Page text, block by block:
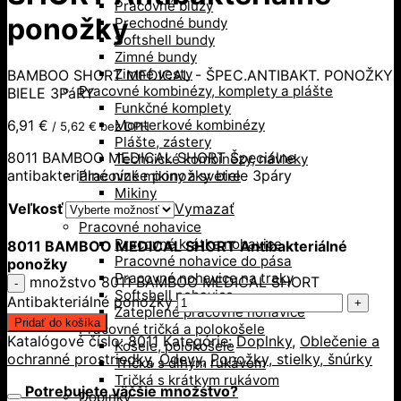
Pracovné blúzy
Prechodné bundy
Softshell bundy
Zimné bundy
Zimné vesty
Pracovné kombinézy, komplety a plášte
Funkčné komplety
Monterkové kombinézy
Plášte, zástery
Technické kombinézy, návleky
Pracovné mikiny a svetre
Mikiny
Svetre
Pracovné nohavice
Pracovné krátke nohavice
Pracovné nohavice do pása
Pracovné nohavice na traky
Softshell nohavice
Zateplené pracovné nohavice
Pracovné tričká a polokošele
Košele, polokošele
Tričká s dlhým rukávom
Tričká s krátkym rukávom
Doplnky
ponožky
BAMBOO SHORT MEDICAL - ŠPEC.ANTIBAKT. PONOŽKY
BIELE 3PáRY
6,91 € / 5,62 € bez DPH
8011 BAMBOO MEDICAL SHORT Špeciálne
antibakteriálné nízke ponožky biele 3páry
Veľkosť
Vymazať
8011 BAMBOO MEDICAL SHORT Antibakteriálné
ponožky
množstvo 8011 BAMBOO MEDICAL SHORT
Antibakteriálné ponožky
Pridať do košíka
Katalógové číslo:8011 Kategórie:Doplnky, Oblečenie a
ochranné prostriedky,Odevy,Ponožky, stielky, šnúrky
Potrebujete väčšie množstvo?